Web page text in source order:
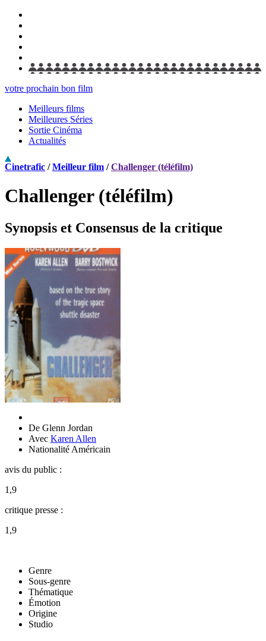
votre prochain bon film
Meilleurs films
Meilleures Séries
Sortie Cinéma
Actualités
Cinetrafic /Meilleur film /Challenger (téléfilm)
Challenger (téléfilm)
Synopsis et Consensus de la critique
De Glenn Jordan
Avec Karen Allen
Nationalité Américain
avis du public :
1,9
critique presse :
1,9
Genre
Sous-genre
Thématique
Émotion
Origine
Studio